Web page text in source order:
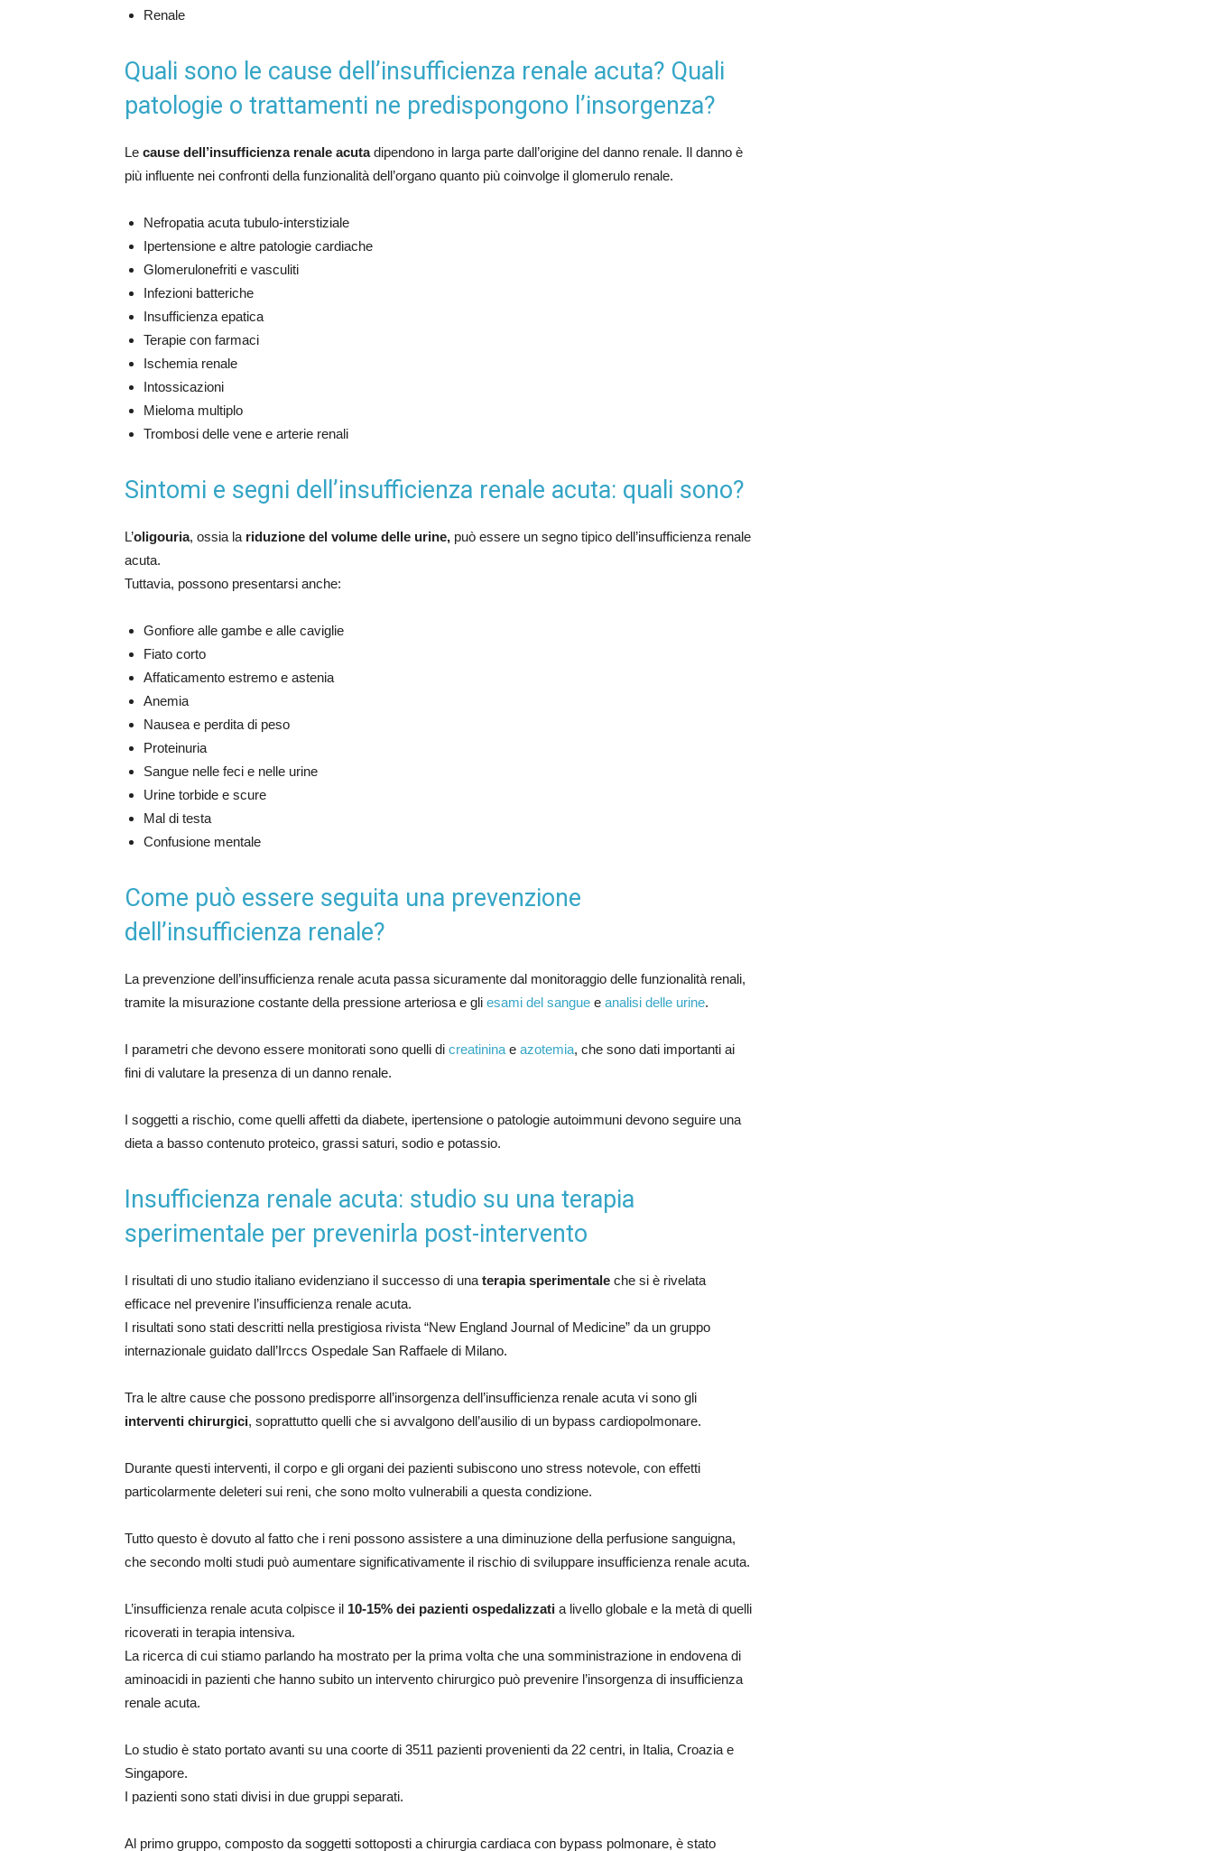
Renale
Quali sono le cause dell’insufficienza renale acuta? Quali
patologie o trattamenti ne predispongono l’insorgenza?
Le cause dell’insufficienza renale acutadipendono in larga parte dall’origine del danno renale. Il danno è
più influente nei confronti della funzionalità dell’organo quanto più coinvolge il glomerulo renale.
Nefropatia acuta tubulo-interstiziale
Ipertensione e altre patologie cardiache
Glomerulonefriti e vasculiti
Infezioni batteriche
Insufficienza epatica
Terapie con farmaci
Ischemia renale
Intossicazioni
Mieloma multiplo
Trombosi delle vene e arterie renali
Sintomi e segni dell’insufficienza renale acuta: quali sono?
L’oligouria, ossia la riduzione del volume delle urine, può essere un segno tipico dell’insufficienza renale
acuta.
Tuttavia, possono presentarsi anche:
Gonfiore alle gambe e alle caviglie
Fiato corto
Affaticamento estremo e astenia
Anemia
Nausea e perdita di peso
Proteinuria
Sangue nelle feci e nelle urine
Urine torbide e scure
Mal di testa
Confusione mentale
Come può essere seguita una prevenzione
dell’insufficienza renale?
La prevenzione dell’insufficienza renale acuta passa sicuramente dal monitoraggio delle funzionalità renali,
tramite la misurazione costante della pressione arteriosa e gli esami del sangue e analisi delle urine.
I parametri che devono essere monitorati sono quelli di creatinina e azotemia, che sono dati importanti ai
fini di valutare la presenza di un danno renale.
I soggetti a rischio, come quelli affetti da diabete, ipertensione o patologie autoimmuni devono seguire una
dieta a basso contenuto proteico, grassi saturi, sodio e potassio.
Insufficienza renale acuta: studio su una terapia
sperimentale per prevenirla post-intervento
I risultati di uno studio italiano evidenziano il successo di una terapia sperimentale che si è rivelata
efficace nel prevenire l’insufficienza renale acuta.
I risultati sono stati descritti nella prestigiosa rivista “New England Journal of Medicine” da un gruppo
internazionale guidato dall’Irccs Ospedale San Raffaele di Milano.
Tra le altre cause che possono predisporre all’insorgenza dell’insufficienza renale acuta vi sono gli
interventi chirurgici, soprattutto quelli che si avvalgono dell’ausilio di un bypass cardiopolmonare.
Durante questi interventi, il corpo e gli organi dei pazienti subiscono uno stress notevole, con effetti
particolarmente deleteri sui reni, che sono molto vulnerabili a questa condizione.
Tutto questo è dovuto al fatto che i reni possono assistere a una diminuzione della perfusione sanguigna,
che secondo molti studi può aumentare significativamente il rischio di sviluppare insufficienza renale acuta.
L’insufficienza renale acuta colpisce il 10-15% dei pazienti ospedalizzati a livello globale e la metà di quelli
ricoverati in terapia intensiva.
La ricerca di cui stiamo parlando ha mostrato per la prima volta che una somministrazione in endovena di
aminoacidi in pazienti che hanno subito un intervento chirurgico può prevenire l’insorgenza di insufficienza
renale acuta.
Lo studio è stato portato avanti su una coorte di 3511 pazienti provenienti da 22 centri, in Italia, Croazia e
Singapore.
I pazienti sono stati divisi in due gruppi separati.
Al primo gruppo, composto da soggetti sottoposti a chirurgia cardiaca con bypass polmonare, è stato